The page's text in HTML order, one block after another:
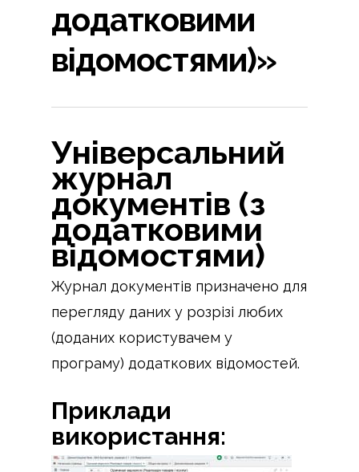
додатковими
відомостями)»
Універсальний
журнал
документів (з
додатковими
відомостями)
Журнал документів призначено для
перегляду даних у розрізі любих
(доданих користувачем у
програму) додаткових відомостей.
Приклади
використання: